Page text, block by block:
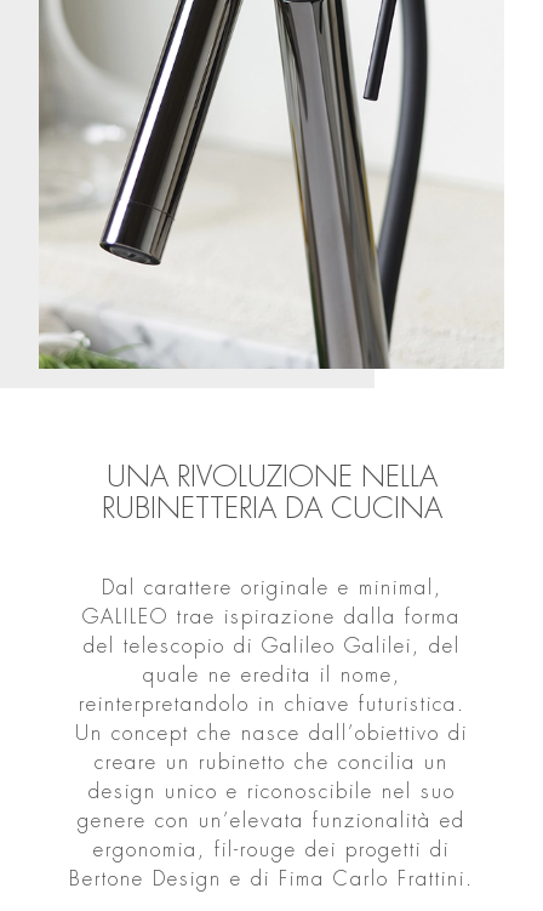
UNA RIVOLUZIONE NELLA
RUBINETTERIA DA CUCINA
Dal carattere originale e minimal,
GALILEO trae ispirazione dalla forma
del telescopio di Galileo Galilei, del
quale ne eredita il nome,
reinterpretandolo in chiave futuristica.
Un concept che nasce dall’obiettivo di
creare un rubinetto che concilia un
design unico e riconoscibile nel suo
genere con un’elevata funzionalità ed
ergonomia, fil-rouge dei progetti di
Bertone Design e di Fima Carlo Frattini.